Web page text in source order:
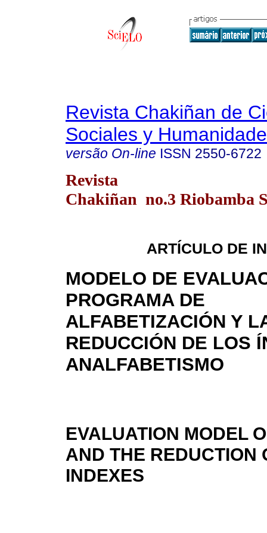
Revista Chakiñan de
Sociales y
versão On-line ISSN 2550-6722
Revista
Chakiñan no.3 Riobamba
ARTÍCULO DE
MODELO DE
PROGRAMA DE
ALFABETIZACIÓN Y
REDUCCIÓN DE LOS
ANALFABETISMO
EVALUATION MODEL
AND THE REDUCTION
INDEXES